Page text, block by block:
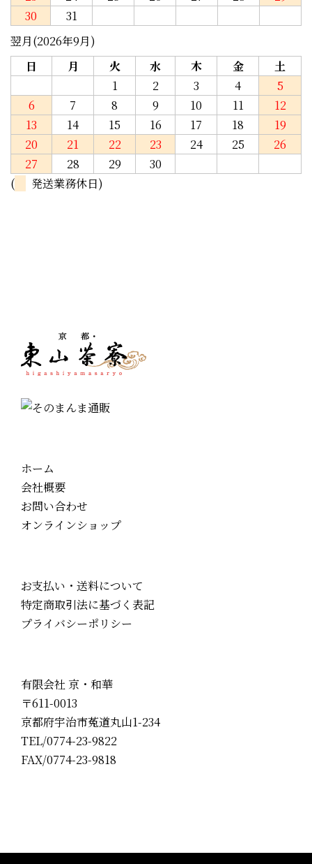
30
31
翌月(2026年9月)
日
月 火 水 木 金
土
1
2 3 4
5
6
7 8 9 10 11
12
13
14 15 16 17 18
19
20
21 22 23 24 25
26
27
28 29
30
(
発送業務休日)
ホーム
会社概要
お問い合わせ
オンラインショップ
お支払い・送料について
特定商取引法に基づく表記
プライバシーポリシー
有限会社 京・和華
〒611-0013
京都府宇治市菟道丸山1-234
TEL/0774-23-9822
FAX/0774-23-9818